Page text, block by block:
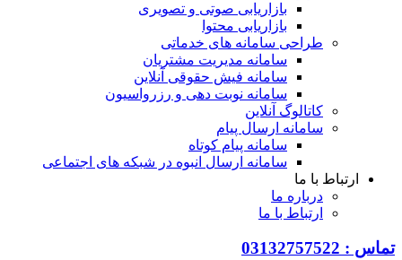
بازاریابی صوتی و تصویری
بازاریابی محتوا
طراحی سامانه های خدماتی
سامانه مدیریت مشتریان
سامانه فیش حقوقی آنلاین
سامانه نوبت دهی و رزرواسیون
کاتالوگ آنلاین
سامانه ارسال پیام
سامانه پیام کوتاه
سامانه ارسال انبوه در شبکه های اجتماعی
ارتباط با ما
درباره ما
ارتباط با ما
تماس : 03132757522